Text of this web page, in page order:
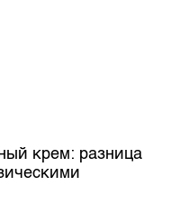
крем: разница